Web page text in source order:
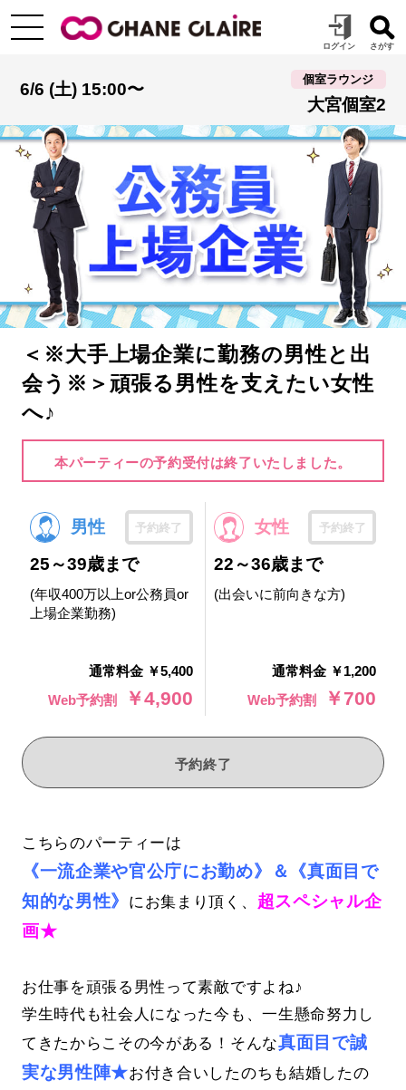
6/6 (土) 15:00〜
個室ラウンジ
大宮個室2
＜※大手上場企業に勤務の男性と出
会う※＞頑張る男性を支えたい女性
へ♪
本パーティーの予約受付は終了いたしました。
男性 予約終了
25～39歳まで
(年収400万以上or公務員or
上場企業勤務)
通常料金 ￥5,400
Web予約割
￥4,900
女性 予約終了
22～36歳まで
(出会いに前向きな方)
通常料金 ￥1,200
Web予約割
￥700
予約終了
こちらのパーティーは
《一流企業や官公庁にお勤め》＆《真面目で
知的な男性》 にお集まり頂く、 超スペシャル企
画★
お仕事を頑張る男性って素敵ですよね♪
学生時代も社会人になった今も、一生懸命努力し
てきたからこその今がある！そんな真面目で誠
実な男性陣★お付き合いしたのちも結婚したの